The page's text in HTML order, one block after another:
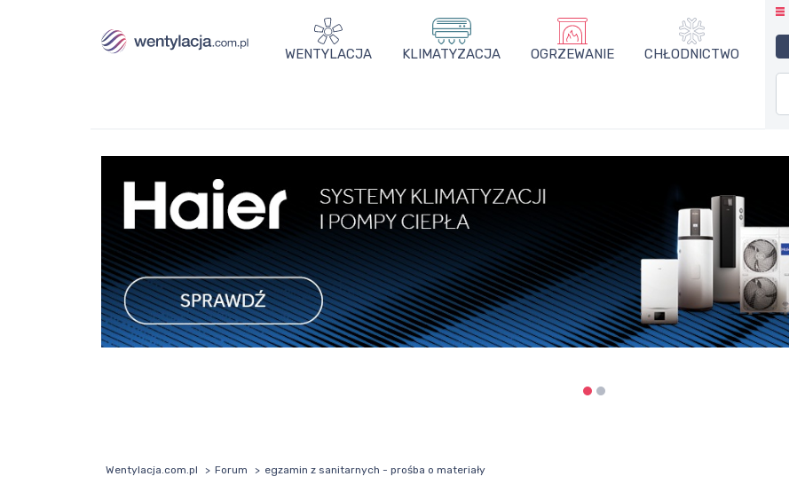
WENTYLACJA KLIMATYZACJA OGRZEWANIE CHŁODNICTWO
Wentylacja.com.pl Forum egzamin z sanitarnych - prośba o materiały